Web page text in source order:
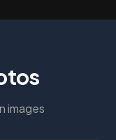
images